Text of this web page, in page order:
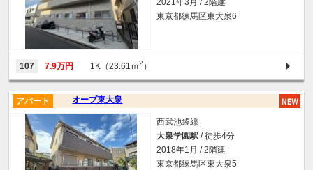
2021年3月 / 2階建
東京都練馬区東大泉6
107 7.9万円 1K（23.61ｍ2 ）
オーブ東大泉
アパート
西武池袋線
大泉学園駅 / 徒歩4分
2018年1月 / 2階建
東京都練馬区東大泉5